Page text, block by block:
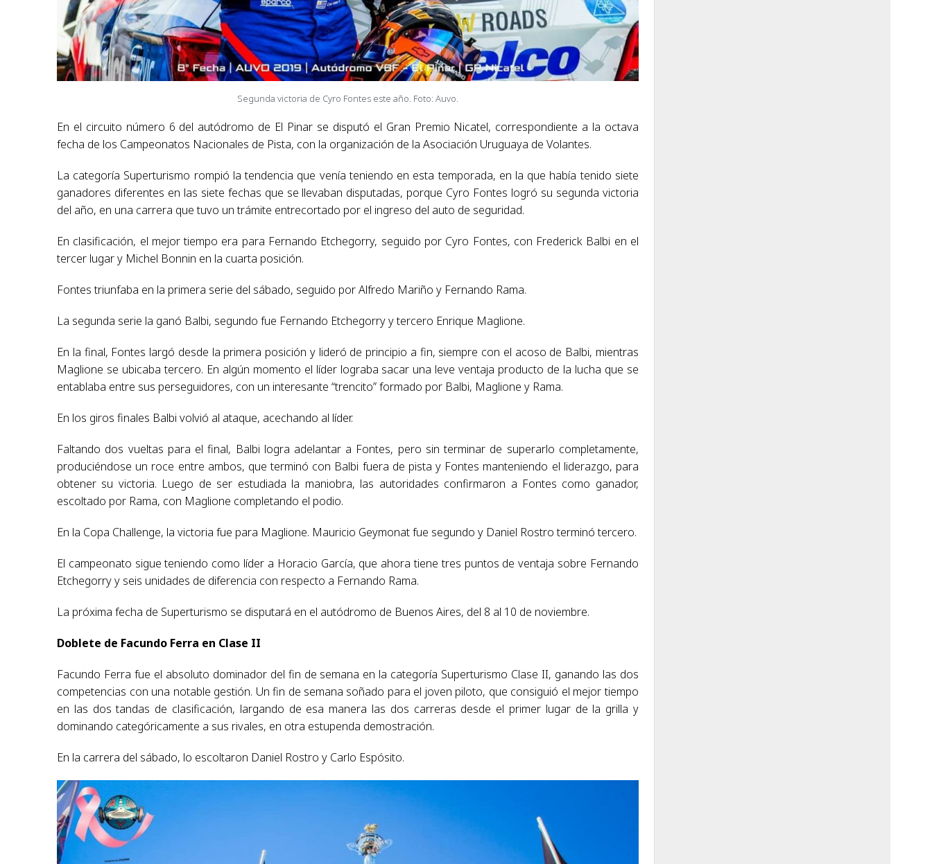
Segunda victoria de Cyro Fontes este año. Foto: Auvo.
En el circuito número 6 del autódromo de El Pinar se disputó el Gran Premio Nicatel, correspondiente a la octava
fecha de los Campeonatos Nacionales de Pista, con la organización de la Asociación Uruguaya de Volantes.
La categoría Superturismo rompió la tendencia que venía teniendo en esta temporada, en la que había tenido siete
ganadores diferentes en las siete fechas que se llevaban disputadas, porque Cyro Fontes logró su segunda victoria
del año, en una carrera que tuvo un trámite entrecortado por el ingreso del auto de seguridad.
En clasificación, el mejor tiempo era para Fernando Etchegorry, seguido por Cyro Fontes, con Frederick Balbi en el
tercer lugar y Michel Bonnin en la cuarta posición.
Fontes triunfaba en la primera serie del sábado, seguido por Alfredo Mariño y Fernando Rama.
La segunda serie la ganó Balbi, segundo fue Fernando Etchegorry y tercero Enrique Maglione.
En la final, Fontes largó desde la primera posición y lideró de principio a fin, siempre con el acoso de Balbi, mientras
Maglione se ubicaba tercero. En algún momento el líder lograba sacar una leve ventaja producto de la lucha que se
entablaba entre sus perseguidores, con un interesante “trencito” formado por Balbi, Maglione y Rama.
En los giros finales Balbi volvió al ataque, acechando al líder.
Faltando dos vueltas para el final, Balbi logra adelantar a Fontes, pero sin terminar de superarlo completamente,
produciéndose un roce entre ambos, que terminó con Balbi fuera de pista y Fontes manteniendo el liderazgo, para
obtener su victoria. Luego de ser estudiada la maniobra, las autoridades confirmaron a Fontes como ganador,
escoltado por Rama, con Maglione completando el podio.
En la Copa Challenge, la victoria fue para Maglione. Mauricio Geymonat fue segundo y Daniel Rostro terminó tercero.
El campeonato sigue teniendo como líder a Horacio García, que ahora tiene tres puntos de ventaja sobre Fernando
Etchegorry y seis unidades de diferencia con respecto a Fernando Rama.
La próxima fecha de Superturismo se disputará en el autódromo de Buenos Aires, del 8 al 10 de noviembre.
Doblete de Facundo Ferra en Clase II
Facundo Ferra fue el absoluto dominador del fin de semana en la categoría Superturismo Clase II, ganando las dos
competencias con una notable gestión. Un fin de semana soñado para el joven piloto, que consiguió el mejor tiempo
en las dos tandas de clasificación, largando de esa manera las dos carreras desde el primer lugar de la grilla y
dominando categóricamente a sus rivales, en otra estupenda demostración.
En la carrera del sábado, lo escoltaron Daniel Rostro y Carlo Espósito.